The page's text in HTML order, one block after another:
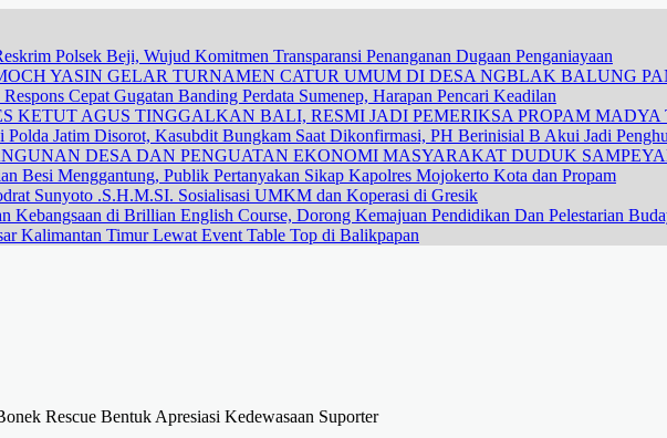
Polsek Beji, Wujud Komitmen Transparansi Penanganan Dugaan Penganiayaan
YASIN GELAR TURNAMEN CATUR UMUM DI DESA NGBLAK BALUNG
Cepat Gugatan Banding Perdata Sumenep, Harapan Pencari Keadilan
KETUT AGUS TINGGALKAN BALI, RESMI JADI PEMERIKSA PROPAM
Polda Jatim Disorot, Kasubdit Bungkam Saat Dikonfirmasi, PH Berinisial B Akui Jadi
DESA DAN PENGUATAN EKONOMI MASYARAKAT DUDUK
Besi Menggantung, Publik Pertanyakan Sikap Kapolres Mojokerto Kota dan Propam
Sunyoto .S.H.M.SI. Sosialisasi UMKM dan Koperasi di Gresik
Kebangsaan di Brillian English Course, Dorong Kemajuan Pendidikan Dan Pelestarian
Kalimantan Timur Lewat Event Table Top di Balikpapan
Rescue Bentuk Apresiasi Kedewasaan Suporter